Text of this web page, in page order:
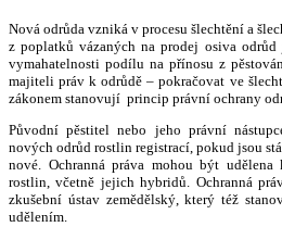
Nová odrůda vzniká v procesu šlechtění a
z poplatků vázaných na prodej osiva
vymahatelnosti podílu na přínosu z
majiteli práv k odrůdě – pokračovat ve
zákonem stanovují princip právní ochrany
Původní pěstitel nebo jeho právní
nových odrůd rostlin registrací, pokud jsou
nové. Ochranná práva mohou být
rostlin, včetně jejich hybridů. Ochranná
zkušební ústav zemědělský, který též
udělením.